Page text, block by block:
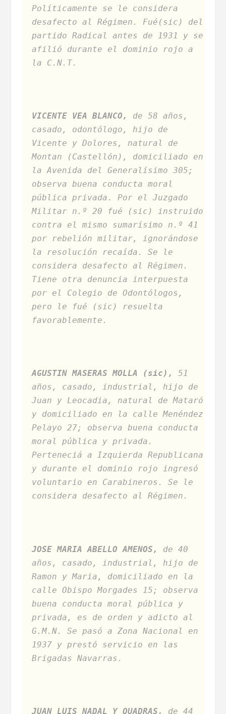
Políticamente se le considera
desafecto al Régimen. Fué(sic) del
partido Radical antes de 1931 y se
afilió durante el dominio rojo a
la C.N.T.
VICENTE VEA BLANCO,
de 58 años,
casado, odontólogo, hijo de
Vicente y Dolores, natural de
Montan (Castellón), domiciliado en
la Avenida del Generalísimo 305;
observa buena conducta moral
pública privada. Por el Juzgado
Militar n.º 20 fué (sic) instruido
contra el mismo sumarísimo n.º 41
por rebelión militar, ignorándose
la resolución recaída. Se le
considera desafecto al Régimen.
Tiene otra denuncia interpuesta
por el Colegio de Odontólogos,
pero le fué (sic) resuelta
favorablemente.
AGUSTIN MASERAS MOLLA (sic),
51
años, casado, industrial, hijo de
Juan y Leocadia, natural de Mataró
y domiciliado en la calle Menéndez
Pelayo 27; observa buena conducta
moral pública y privada.
Perteneciá a Izquierda Republicana
y durante el dominio rojo ingresó
voluntario en Carabineros. Se le
considera desafecto al Régimen.
JOSE MARIA ABELLO AMENOS,
de 40
años, casado, industrial, hijo de
Ramon y Maria, domiciliado en la
calle Obispo Morgades 15; observa
buena conducta moral pública y
privada, es de orden y adicto al
G.M.N. Se pasó a Zona Nacional en
1937 y prestó servicio en las
Brigadas Navarras.
JUAN LUIS NADAL Y QUADRAS, de 44